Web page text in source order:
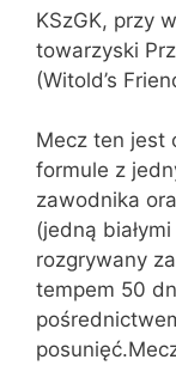
KSzGK, przy
towarzyski
(Witold’s
Mecz ten jest
formule z
zawodnika
(jedną
rozgrywany
tempem 50